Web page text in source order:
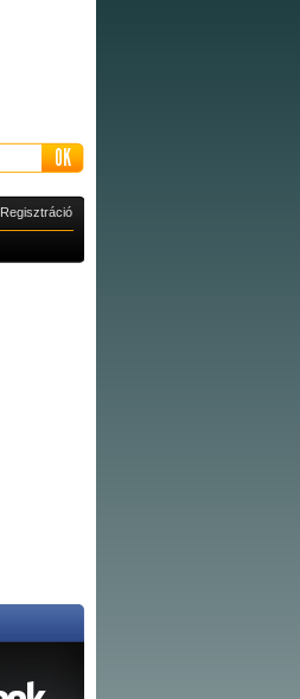
Regisztráció